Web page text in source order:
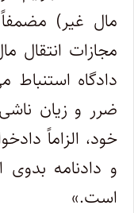
مجازات انتقال
دادگاه
ضرر و زیان
خود، الزاماً
و دادنامه بدوی
است.»